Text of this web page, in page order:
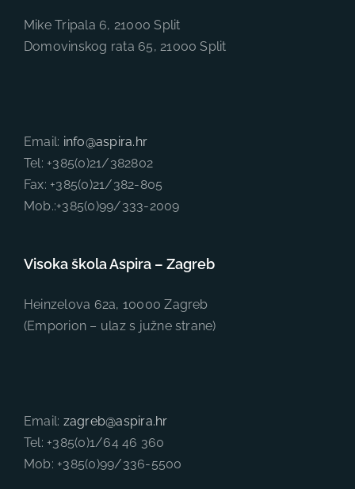
Mike Tripala 6, 21000 Split
Domovinskog rata 65, 21000 Split
Email: info@aspira.hr
Tel: +385(0)21/382802
Fax: +385(0)21/382-805
Mob.:+385(0)99/333-2009
Visoka škola Aspira – Zagreb
Heinzelova 62a, 10000 Zagreb
(Emporion – ulaz s južne strane)
Email: zagreb@aspira.hr
Tel: +385(0)1/64 46 360
Mob: +385(0)99/336-5500